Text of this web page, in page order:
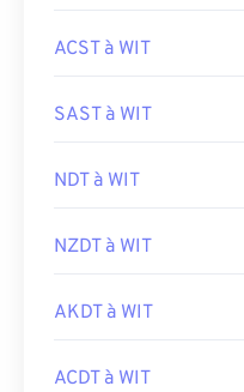
ACST à WIT
SAST à WIT
NDT à WIT
NZDT à WIT
AKDT à WIT
ACDT à WIT